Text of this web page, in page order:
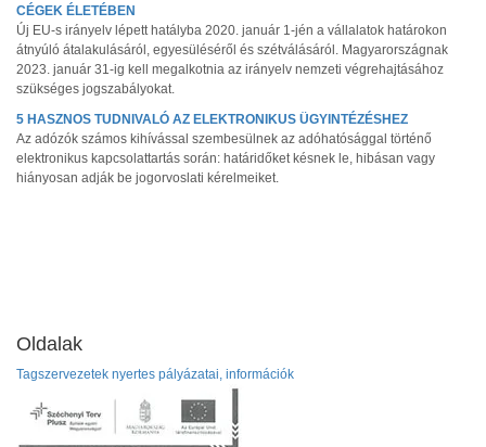
CÉGEK ÉLETÉBEN
Új EU-s irányelv lépett hatályba 2020. január 1-jén a vállalatok határokon
átnyúló átalakulásáról, egyesüléséről és szétválásáról. Magyarországnak
2023. január 31-ig kell megalkotnia az irányelv nemzeti végrehajtásához
szükséges jogszabályokat.
5 HASZNOS TUDNIVALÓ AZ ELEKTRONIKUS ÜGYINTÉZÉSHEZ
Az adózók számos kihívással szembesülnek az adóhatósággal történő
elektronikus kapcsolattartás során: határidőket késnek le, hibásan vagy
hiányosan adják be jogorvoslati kérelmeiket.
Oldalak
Tagszervezetek nyertes pályázatai, információk